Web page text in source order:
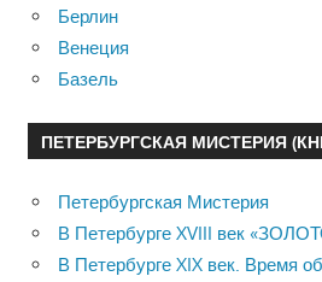
Берлин
Венеция
Базель
ПЕТЕРБУРГСКАЯ МИСТЕРИЯ
Петербургская Мистерия
В Петербурге XVIII век
В Петербурге XIX век. Время